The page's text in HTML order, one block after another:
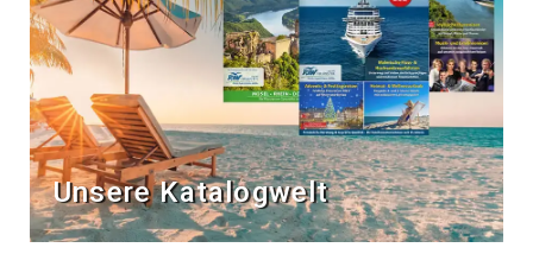
Unsere Katalogwelt